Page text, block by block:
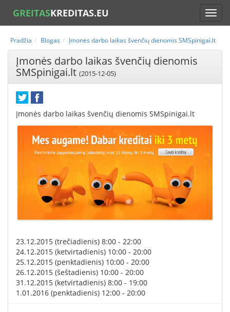
GREITASKREDITAS.EU
Pradžia Blogas Įmonės darbo laikas švenčių dienomis SMSpinigai.lt
Įmonės darbo laikas švenčių dienomis
SMSpinigai.lt (2015-12-05)
Įmonės darbo laikas švenčių dienomis SMSpinigai.lt
23.12.2015 (trečiadienis) 8:00 - 22:00
24.12.2015 (ketvirtadienis) 10:00 - 20:00
25.12.2015 (penktadienis) 10:00 - 20:00
26.12.2015 (šeštadienis) 10:00 - 20:00
31.12.2015 (ketvirtadienis) 8:00 - 19:00
1.01.2016 (penktadienis) 12:00 - 20:00